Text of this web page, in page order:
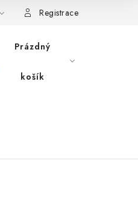
řád Registrace
Prázdný
košík